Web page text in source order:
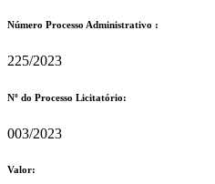
Número Processo Administrativo :
225/2023
Nº do Processo Licitatório:
003/2023
Valor: